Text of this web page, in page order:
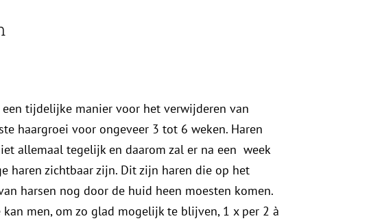
een tijdelijke manier voor het verwijderen van
haargroei voor ongeveer 3 tot 6 weken. Haren
allemaal tegelijk en daarom zal er na een week
haren zichtbaar zijn. Dit zijn haren die op het
harsen nog door de huid heen moesten komen.
kan men, om zo glad mogelijk te blijven, 1 x per 2 à